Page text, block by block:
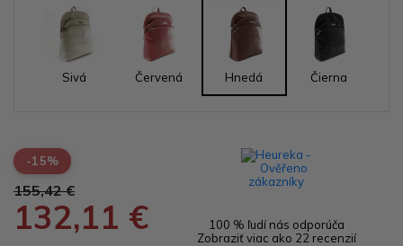
Sivá Červená Hnedá Čierna
-15%
155,42 €
132,11 €
100 % ľudí nás odporúča
Zobraziť viac ako 22 recenzií